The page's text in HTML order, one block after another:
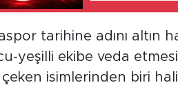
tarihine adını altın
yeşilli ekibe veda
isimlerinden biri